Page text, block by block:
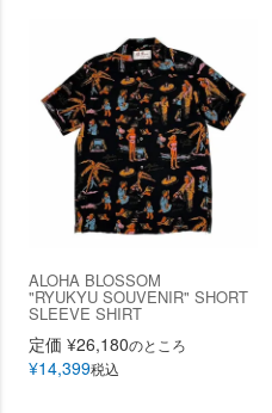
ALOHA BLOSSOM
"RYUKYU SOUVENIR" SHORT
SLEEVE SHIRT
定価 ¥26,180のところ
¥14,399税込